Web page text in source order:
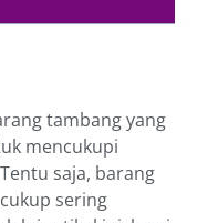
tambang yang
mencukupi
saja, barang
sering